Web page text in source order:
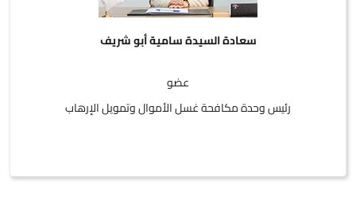
سعادة السيدة سامية أبو شريف
عضو
رئيس وحدة مكافحة غسل الأموال وتمويل الإرهاب